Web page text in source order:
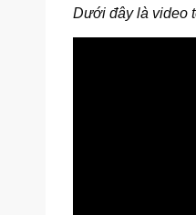
Dưới đây là video